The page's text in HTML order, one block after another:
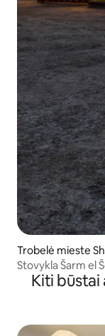
Trobelė mieste
Stovykla Šarm el
Kiti būstai